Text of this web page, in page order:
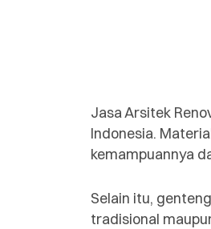
Jasa Arsitek
Indonesia.
kemampuannya
Selain itu,
tradisional